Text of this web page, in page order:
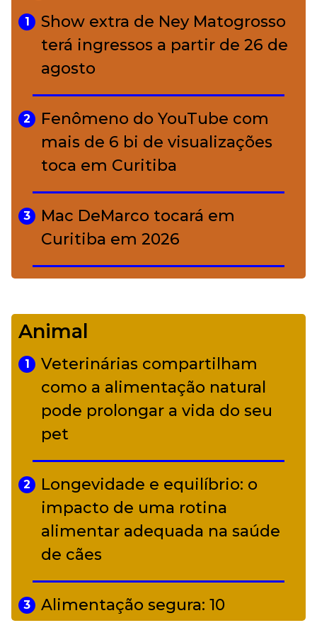
charme rústico que
conquistou o luxo
A ciência por trás da skincare: a
função de cada ativo
1
Show extra de Ney Matogrosso
terá ingressos a partir de 26 de
agosto
2
Fenômeno do YouTube com
mais de 6 bi de visualizações
toca em Curitiba
3
Mac DeMarco tocará em
Curitiba em 2026
Camerata tem repertório
diverso a partir de R$ 17
Adriana Calcanhotto retoma
alter ego infantil para show em
Curitiba
Animal
1
Veterinárias compartilham
como a alimentação natural
pode prolongar a vida do seu
pet
2
Longevidade e equilíbrio: o
impacto de uma rotina
alimentar adequada na saúde
de cães
3
Alimentação segura: 10